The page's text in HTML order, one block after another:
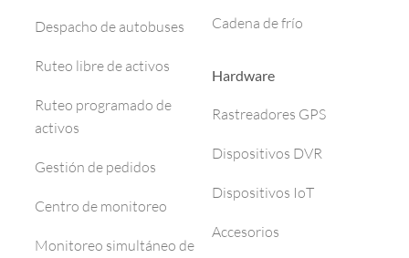
Despacho de autobuses
Ruteo libre de activos
Ruteo programado de
activos
Gestión de pedidos
Centro de monitoreo
Monitoreo simultáneo de
Cadena de frío
Hardware
Rastreadores GPS
Dispositivos DVR
Dispositivos IoT
Accesorios